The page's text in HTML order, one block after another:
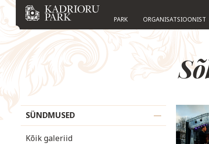
PARK ORGANISATSIOONIST
SÜNDMUSED
Kõik galeriid